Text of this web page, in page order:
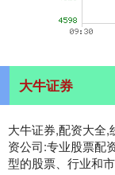
大牛证券
大牛证券,配资大全
资公司:专业股票配
型的股票、行业和